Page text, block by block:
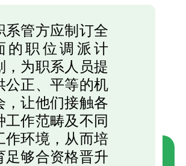
系管方应制订全
的职位调派计
，为职系人员提
公正、平等的机
，让他们接触各
工作范畴及不同
作环境，从而培
足够合资格晋升